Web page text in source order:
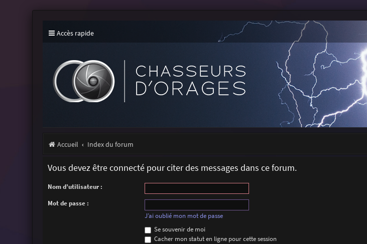
Accès rapide
Accueil Index du forum
Vous devez être connecté pour citer des messages dans ce forum.
Nom d’utilisateur :
Mot de passe :
J’ai oublié mon mot de passe
Se souvenir de moi
Cacher mon statut en ligne pour cette session